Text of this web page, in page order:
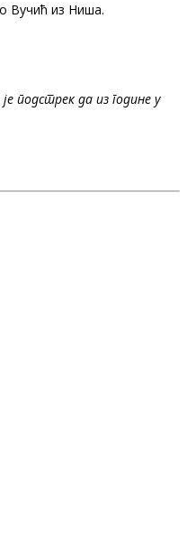
Вучић из Ниша.
подстрек да из године у